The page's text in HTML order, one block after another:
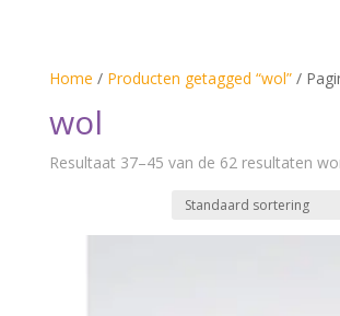
Home / Producten getagged “wol”/
wol
Resultaat 37–45 van de 62 resultaten